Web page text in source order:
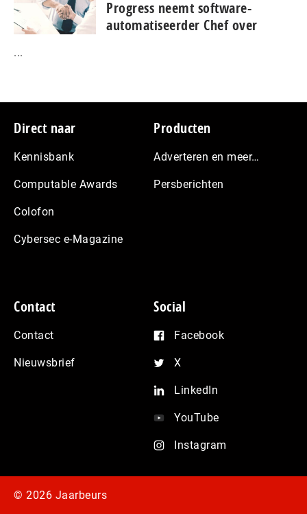
Progress neemt software-
automatiseerder Chef over
...
Footer
Direct naar
Kennisbank
Computable Awards
Colofon
Cybersec e-Magazine
Producten
Adverteren en meer…
Persberichten
Contact
Contact
Nieuwsbrief
Social
Facebook
X
LinkedIn
YouTube
Instagram
© 2026 Jaarbeurs